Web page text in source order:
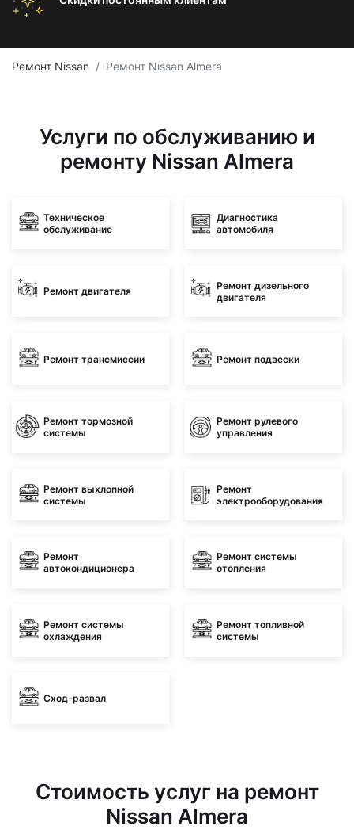
Ремонт Nissan Ремонт Nissan Almera
Услуги по обслуживанию и
ремонту Nissan Almera
Техническое
обслуживание
Диагностика
автомобиля
Ремонт двигателя
Ремонт дизельного
двигателя
Ремонт трансмиссии Ремонт подвески
Ремонт тормозной
системы
Ремонт рулевого
управления
Ремонт выхлопной
системы
Ремонт
электрооборудования
Ремонт
автокондиционера
Ремонт системы
отопления
Ремонт системы
охлаждения
Ремонт топливной
системы
Сход-развал
Стоимость услуг на ремонт
Nissan Almera